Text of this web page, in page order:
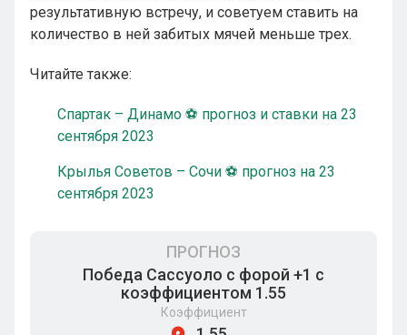
результативную встречу, и советуем ставить на
количество в ней забитых мячей меньше трех.
Читайте также:
Спартак – Динамо ⚽ прогноз и ставки на 23
сентября 2023
Крылья Советов – Сочи ⚽ прогноз на 23
сентября 2023
ПРОГНОЗ
Победа Сассуоло с форой +1 с
коэффициентом 1.55
Коэффициент